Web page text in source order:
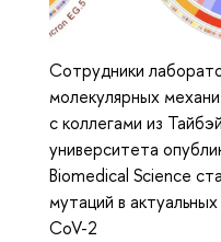
Сотрудники
молекулярных
с коллегами из
университета
Biomedical Science
мутаций в
CoV-2